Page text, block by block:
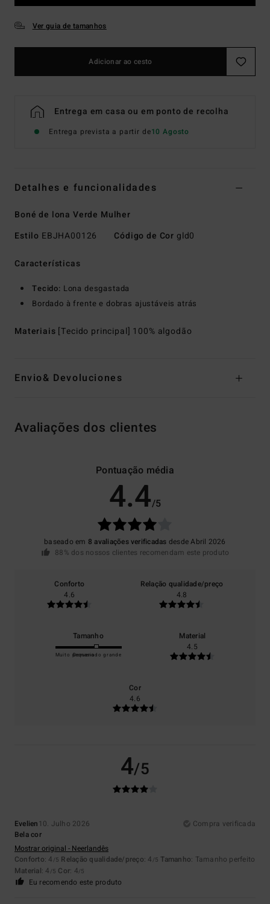
Ver guia de tamanhos
Adicionar ao cesto
Entrega em casa ou em ponto de recolha
Entrega prevista a partir de10 Agosto
Detalhes e funcionalidades
Boné de lona Verde Mulher
Estilo EBJHA00126 Código de Cor gld0
Características
Tecido: Lona desgastada
Bordado à frente e dobras ajustáveis atrás
Materiais [Tecido principal] 100% algodão
Envio& Devoluciones
Avaliações dos clientes
Pontuação média
4.4/5
baseado em 8 avaliações verificadas desde Abril 2026
88% dos nossos clientes recomendam este produto
Conforto
4.6
Relação qualidade/preço
4.8
Tamanho
Muito pequeno
Demasiado grande
Material
4.5
Cor
4.6
4/5
Evelien 10. Julho 2026
Compra verificada
Bela cor
Mostrar original - Neerlandês
Conforto: 4 /5 Relação qualidade/preço: 4 /5 Tamanho: Tamanho perfeito
Material: 4 /5 Cor: 4/5
Eu recomendo este produto